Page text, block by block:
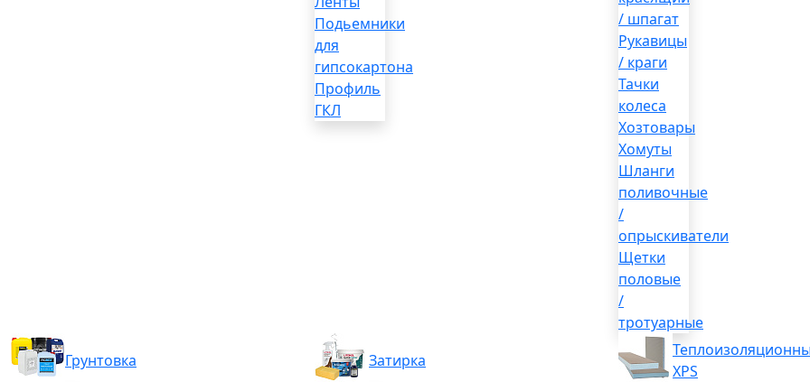
Подьемники
для
гипсокартона
Профиль
ГКЛ
/ шпагат
Рукавицы
/ краги
Тачки
колеса
Хозтовары
Хомуты
Шланги
поливочные
/
опрыскиватели
Щетки
половые
/
тротуарные
Грунтовка
Затирка
XPS